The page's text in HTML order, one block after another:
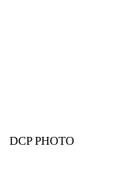
DCP PHOTO